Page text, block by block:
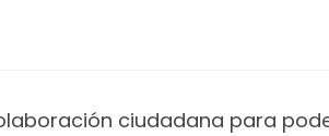
ciudadana para